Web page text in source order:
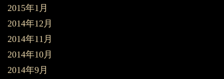
2015年1月
2014年12月
2014年11月
2014年10月
2014年9月